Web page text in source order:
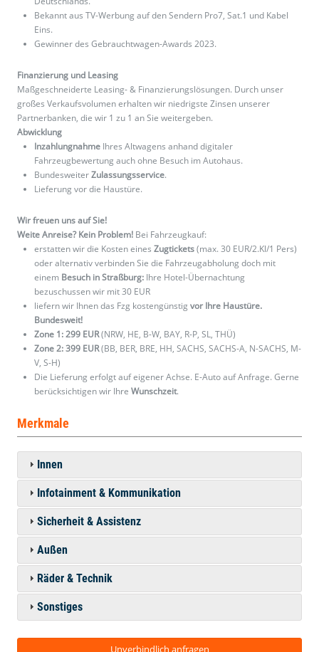
Bekannt aus TV-Werbung auf den Sendern Pro7, Sat.1 und Kabel
Eins.
Gewinner des Gebrauchtwagen-Awards 2023.
Finanzierung und Leasing
Maßgeschneiderte Leasing- & Finanzierungslösungen. Durch unser
großes Verkaufsvolumen erhalten wir niedrigste Zinsen unserer
Partnerbanken, die wir 1 zu 1 an Sie weitergeben.
Abwicklung
Inzahlungnahme Ihres Altwagens anhand digitaler
Fahrzeugbewertung auch ohne Besuch im Autohaus.
BundesweiterZulassungsservice.
Lieferung vor die Haustüre.
Wir freuen uns auf Sie!
Weite Anreise? Kein Problem! Bei Fahrzeugkauf:
erstatten wir die Kosten eines Zugtickets(max. 30 EUR/2.Kl/1 Pers)
oder alternativ verbinden Sie die Fahrzeugabholung doch mit
einem Besuch in Straßburg: Ihre Hotel-Übernachtung
bezuschussen wir mit 30 EUR
liefern wir Ihnen das Fzg kostengünstig vor Ihre Haustüre.
Bundesweit!
Zone 1: 299 EUR(NRW, HE, B-W, BAY, R-P, SL, THÜ)
Zone 2: 399 EUR(BB, BER, BRE, HH, SACHS, SACHS-A, N-SACHS, M-
V, S-H)
Die Lieferung erfolgt auf eigener Achse. E-Auto auf Anfrage. Gerne
berücksichtigen wir Ihre Wunschzeit.
Merkmale
Innen
Infotainment & Kommunikation
Sicherheit & Assistenz
Außen
Räder & Technik
Sonstiges
Unverbindlich anfragen